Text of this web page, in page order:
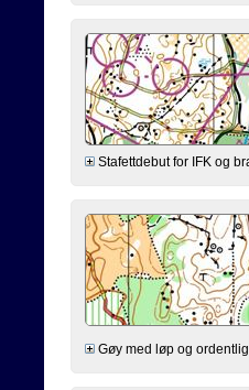
Stafettdebut for IFK og
Gøy med løp og